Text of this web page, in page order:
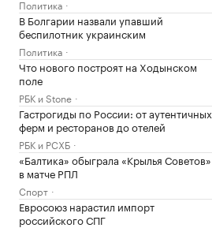
Политика
В Болгарии назвали упавший
беспилотник украинским
Политика
Что нового построят на Ходынском
поле
РБК и Stone
Гастрогиды по России: от аутентичных
ферм и ресторанов до отелей
РБК и РСХБ
«Балтика» обыграла «Крылья Советов»
в матче РПЛ
Спорт
Евросоюз нарастил импорт
российского СПГ